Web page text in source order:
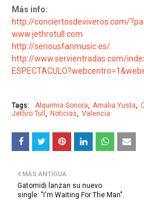
Más info:
http://conciertosdeviveros.com/
www.jethrotull.com
http://seriousfanmusic.es/
http://www.servientradas.com/
Tags: Alquimia Sonora Amalia Yusta
Jethro Tull
Noticias Valencia
MÁS ANTIGUA
Gatomidi lanzan su nuevo
single: "I'm Waiting For The Man".